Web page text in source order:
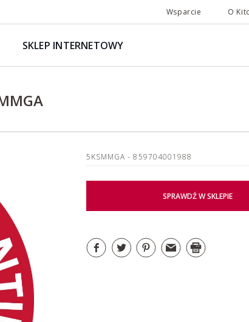
Wsparcie O
SKLEP INTERNETOWY
5KSMMGA- 859704001988
SPRAWDŹ W SKLEPIE